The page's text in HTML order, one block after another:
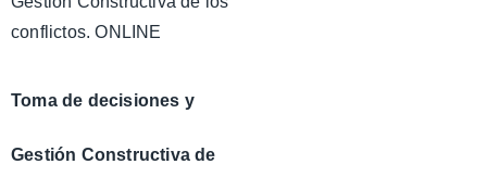
Toma de decisiones y
Gestión Constructiva de